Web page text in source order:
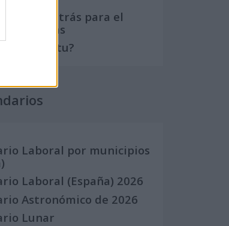
cuenta atrás para el
que quieras
crearías tu?
Laboral por municipios
Laboral (España) 2026
Astronómico de 2026
Lunar